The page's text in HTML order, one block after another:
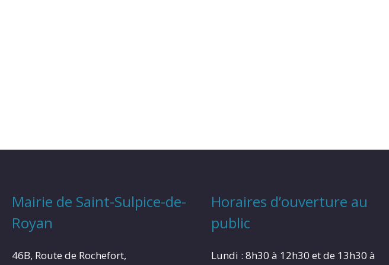
Mairie de Saint-Sulpice-de-
Royan
46B, Route de Rochefort,
Horaires d’ouverture au
public
Lundi : 8h30 à 12h30 et de 13h30 à